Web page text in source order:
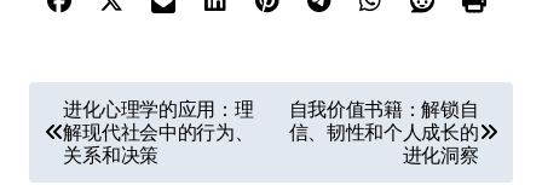
o
进化心理学的应用：理
解现代社会中的行为、
关系和决策
自我价值书籍：解锁自
信、韧性和个人成长的
进化洞察